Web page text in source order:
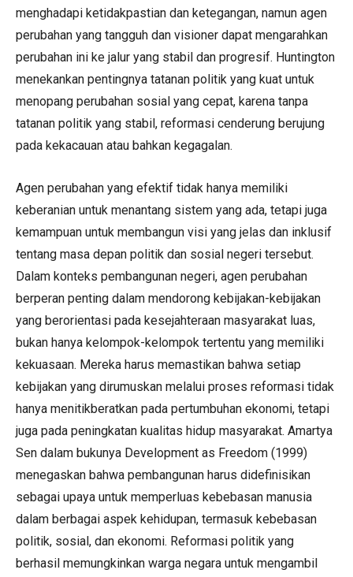
menghadapi ketidakpastian dan ketegangan, namun agen
perubahan yang tangguh dan visioner dapat mengarahkan
perubahan ini ke jalur yang stabil dan progresif. Huntington
menekankan pentingnya tatanan politik yang kuat untuk
menopang perubahan sosial yang cepat, karena tanpa
tatanan politik yang stabil, reformasi cenderung berujung
pada kekacauan atau bahkan kegagalan.
Agen perubahan yang efektif tidak hanya memiliki
keberanian untuk menantang sistem yang ada, tetapi juga
kemampuan untuk membangun visi yang jelas dan inklusif
tentang masa depan politik dan sosial negeri tersebut.
Dalam konteks pembangunan negeri, agen perubahan
berperan penting dalam mendorong kebijakan-kebijakan
yang berorientasi pada kesejahteraan masyarakat luas,
bukan hanya kelompok-kelompok tertentu yang memiliki
kekuasaan. Mereka harus memastikan bahwa setiap
kebijakan yang dirumuskan melalui proses reformasi tidak
hanya menitikberatkan pada pertumbuhan ekonomi, tetapi
juga pada peningkatan kualitas hidup masyarakat. Amartya
Sen dalam bukunya Development as Freedom (1999)
menegaskan bahwa pembangunan harus didefinisikan
sebagai upaya untuk memperluas kebebasan manusia
dalam berbagai aspek kehidupan, termasuk kebebasan
politik, sosial, dan ekonomi. Reformasi politik yang
berhasil memungkinkan warga negara untuk mengambil